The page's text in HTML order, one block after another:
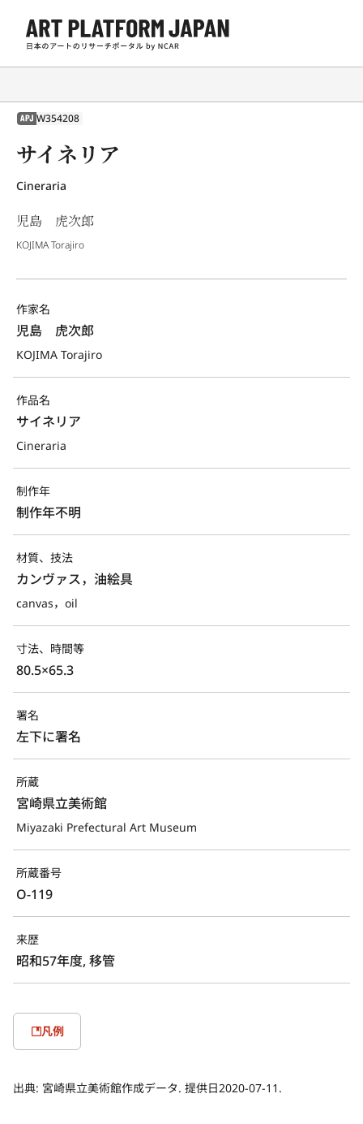
APJ W354208
サイネリア
Cineraria
児島 虎次郎
KOJIMA Torajiro
作家名
児島　虎次郎
KOJIMA Torajiro
作品名
サイネリア
Cineraria
制作年
制作年不明
材質、技法
カンヴァス，油絵具
canvas，oil
寸法、時間等
80.5×65.3
署名
左下に署名
所蔵
宮崎県立美術館
Miyazaki Prefectural Art Museum
所蔵番号
O-119
来歴
昭和57年度, 移管
凡例
出典: 宮崎県立美術館作成データ. 提供日2020-07-11.